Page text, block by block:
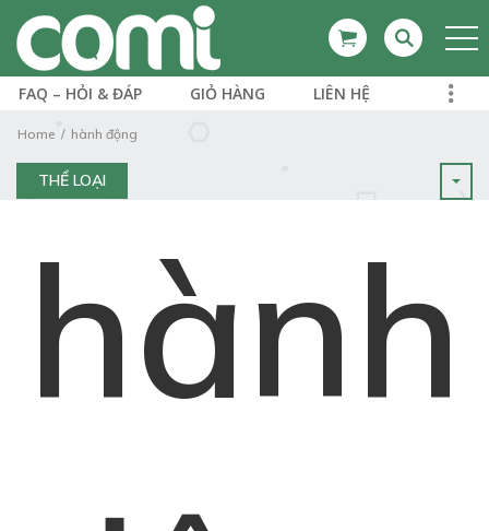
FAQ – HỎI & ĐÁP GIỎ HÀNG LIÊN HỆ
Home hành động
THỂ LOẠI
hành